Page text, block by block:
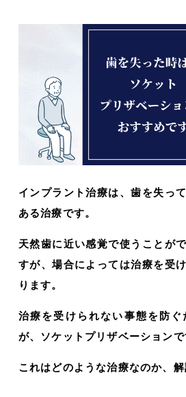
インプラント治療は、歯を失っ
ある治療です。
天然歯に近い感覚で使うことが
すが、場合によっては治療を受
ります。
治療を受けられない事態を防
が、ソケットプリザベーションで
これはどのような治療なのか、解